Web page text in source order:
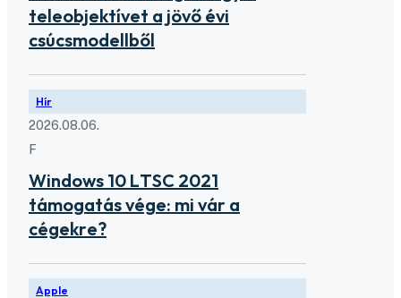
teleobjektívet a jövő évi
csúcsmodellből
Hír
2026.08.06.
F
Windows 10 LTSC 2021
támogatás vége: mi vár a
cégekre?
Apple